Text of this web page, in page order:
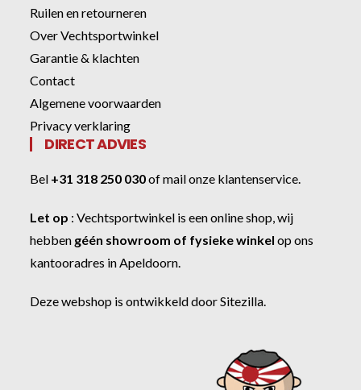
Ruilen en retourneren
Over Vechtsportwinkel
Garantie & klachten
Contact
Algemene voorwaarden
Privacy verklaring
DIRECT ADVIES
Bel +31 318 250 030ofmail onze klantenservice
Let op :Vechtsportwinkel is een online shop, wij
hebben géén showroom of fysieke winkel op ons
kantooradres in Apeldoorn.
Deze webshop is ontwikkeld doorSitezilla